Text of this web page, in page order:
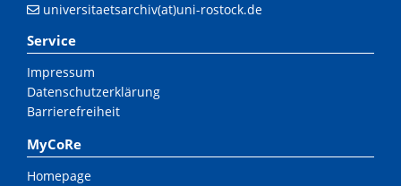
universitaetsarchiv(at)uni-rostock.de
Service
Impressum
Datenschutzerklärung
Barrierefreiheit
MyCoRe
Homepage